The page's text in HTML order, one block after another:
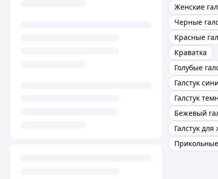
Женские
Черные
Красные
Краватка
Голубые
Галстук
Галстук
Бежевый
Галстук
Прикольные